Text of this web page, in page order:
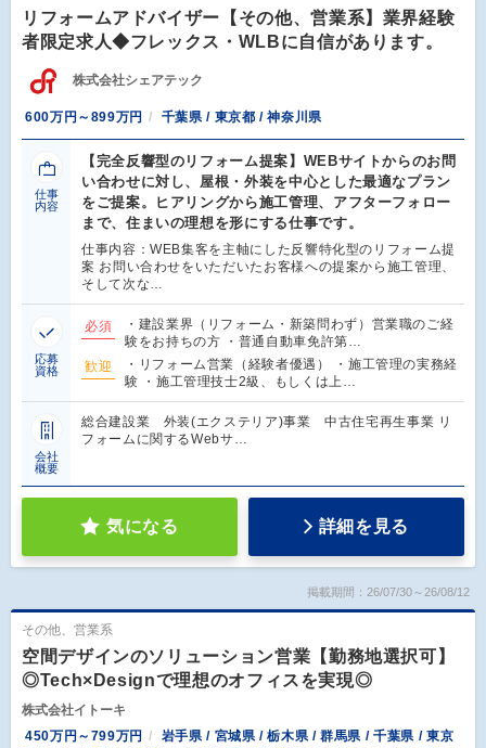
リフォームアドバイザー【その他、営業系】業界経験
者限定求人◆フレックス・WLBに自信があります。
株式会社シェアテック
600万円～899万円 千葉県 / 東京都 / 神奈川県
仕事
内容
【完全反響型のリフォーム提案】WEBサイトからのお問
い合わせに対し、屋根・外装を中心とした最適なプラン
をご提案。ヒアリングから施工管理、アフターフォロー
まで、住まいの理想を形にする仕事です。
仕事内容：WEB集客を主軸にした反響特化型のリフォーム提
案 お問い合わせをいただいたお客様への提案から施工管理、
そして次な…
応募
資格
必須
・建設業界（リフォーム・新築問わず）営業職のご経
験をお持ちの方 ・普通自動車免許第…
歓迎
・リフォーム営業（経験者優遇） ・施工管理の実務経
験 ・施工管理技士2級、もしくは上…
会社
概要
総合建設業 外装(エクステリア)事業 中古住宅再生事業 リ
フォームに関するWebサ…
気になる 詳細を見る
掲載期間：26/07/30～26/08/12
その他、営業系
空間デザインのソリューション営業【勤務地選択可】
◎Tech×Designで理想のオフィスを実現◎
株式会社イトーキ
450万円～799万円
岩手県 / 宮城県 / 栃木県 / 群馬県 / 千葉県 / 東京